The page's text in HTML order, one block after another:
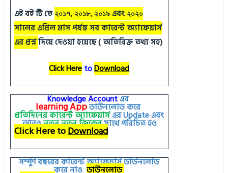
এই বই টি তে ২০১৭, ২০১৮, ২০১৯ এবং২০২০
সালের এপ্রিল মাস পর্যন্ত সব কারেন্ট অ্যাফেয়ার্স
এর প্রশ্নদিয়ে দেওয়া হয়েছে ( অতিরিক্ত তথ্য সহ)
Click HeretoDownload
Knowledge Accountএর
learningAppডাউনলোড করে
প্রতিদিনের কারেন্ট অ্যাফেয়ার্সএরUpdateএবং
আরওনতুননতুনজিকেরসাথে পরিচিত হও
Click Here toDownload
সম্পূর্ণ বছরের কারেন্ট অ্যাফেয়ার্স ডাউনলোড
করে নাও ডাউনলোড